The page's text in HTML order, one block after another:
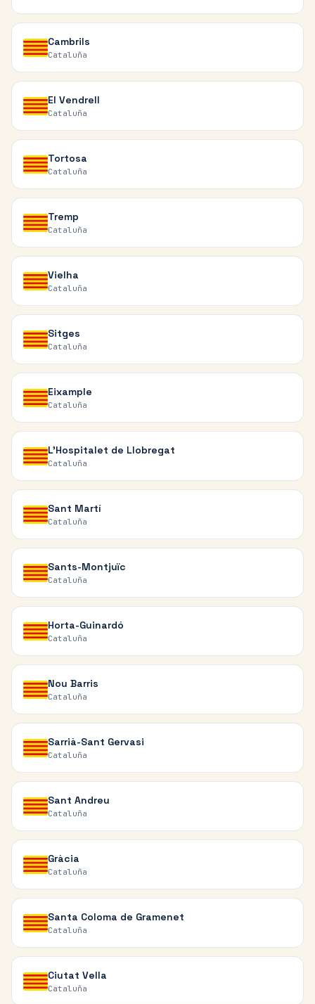
Cambrils
Cataluña
El Vendrell
Cataluña
Tortosa
Cataluña
Tremp
Cataluña
Vielha
Cataluña
Sitges
Cataluña
Eixample
Cataluña
L'Hospitalet de Llobregat
Cataluña
Sant Martí
Cataluña
Sants-Montjuïc
Cataluña
Horta-Guinardó
Cataluña
Nou Barris
Cataluña
Sarrià-Sant Gervasi
Cataluña
Sant Andreu
Cataluña
Gràcia
Cataluña
Santa Coloma de Gramenet
Cataluña
Ciutat Vella
Cataluña